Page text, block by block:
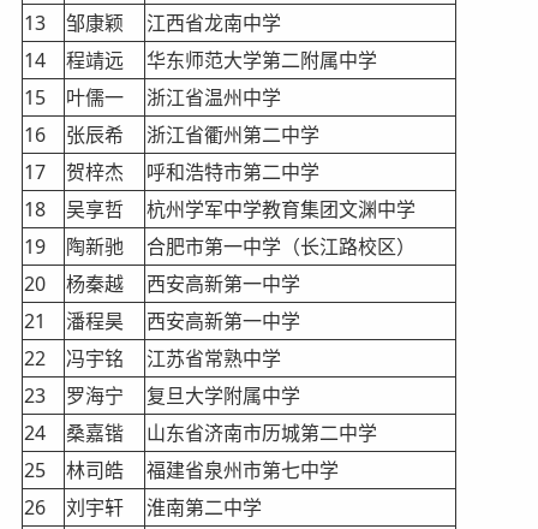
13
邹康颖
江西省龙南中学
14
程靖远
华东师范大学第二附属中学
15
叶儒一
浙江省温州中学
16
张辰希
浙江省衢州第二中学
17
贺梓杰
呼和浩特市第二中学
18
吴享哲
杭州学军中学教育集团文渊中学
19
陶新驰
合肥市第一中学（长江路校区）
20
杨秦越
西安高新第一中学
21
潘程昊
西安高新第一中学
22
冯宇铭
江苏省常熟中学
23
罗海宁
复旦大学附属中学
24
桑嘉锴
山东省济南市历城第二中学
25
林司皓
福建省泉州市第七中学
26
刘宇轩
淮南第二中学